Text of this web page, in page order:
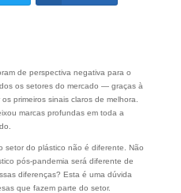
de perspectiva negativa para o
os setores do mercado — graças à
primeiros sinais claros de melhora.
marcas profundas em toda a
setor do plástico não é diferente. Não
pós-pandemia será diferente de
diferenças? Esta é uma dúvida
que fazem parte do setor.